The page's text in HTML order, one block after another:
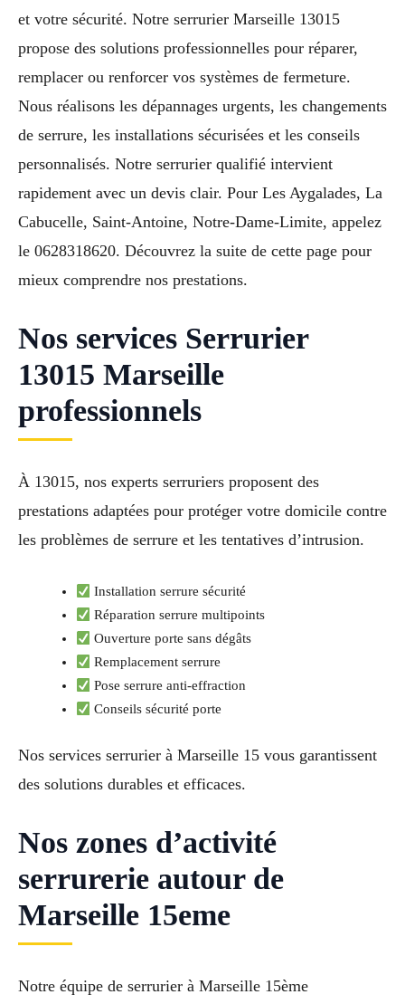
et votre sécurité. Notre serrurier Marseille 13015
propose des solutions professionnelles pour réparer,
remplacer ou renforcer vos systèmes de fermeture.
Nous réalisons les dépannages urgents, les changements
de serrure, les installations sécurisées et les conseils
personnalisés. Notre serrurier qualifié intervient
rapidement avec un devis clair. Pour Les Aygalades, La
Cabucelle, Saint-Antoine, Notre-Dame-Limite, appelez
le 0628318620. Découvrez la suite de cette page pour
mieux comprendre nos prestations.
Nos services Serrurier
13015 Marseille
professionnels
À 13015, nos experts serruriers proposent des
prestations adaptées pour protéger votre domicile contre
les problèmes de serrure et les tentatives d’intrusion.
Installation serrure sécurité
Réparation serrure multipoints
Ouverture porte sans dégâts
Remplacement serrure
Pose serrure anti-effraction
Conseils sécurité porte
Nos services serrurier à Marseille 15 vous garantissent
des solutions durables et efficaces.
Nos zones d’activité
serrurerie autour de
Marseille 15eme
Notre équipe de serrurier à Marseille 15ème